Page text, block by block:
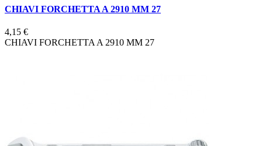
CHIAVI FORCHETTA A 2910 MM 27
4,15 €
CHIAVI FORCHETTA A 2910 MM 27